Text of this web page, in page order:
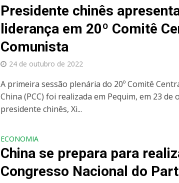
Presidente chinês
liderança em 20º Comitê
Comunista
24 de outubro de 2022
A primeira sessão plenária do 20º Comitê
China (PCC) foi realizada em Pequim, em 23 de
presidente chinês, Xi...
ECONOMIA
​​China se prepara para
Congresso Nacional do